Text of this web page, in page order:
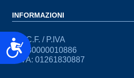
Accessibilità
INFORMAZIONI
C.F. / P.IVA
CF: 80000010886
P.IVA: 01261830887